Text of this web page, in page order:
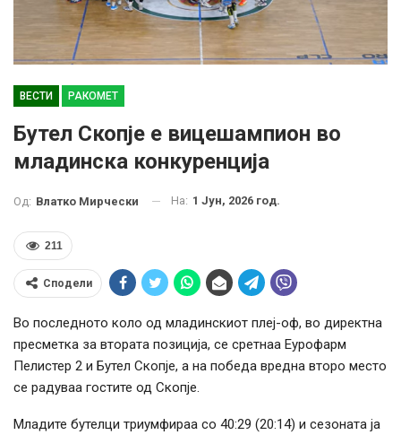
ВЕСТИ РАКОМЕТ
Бутел Скопје е вицешампион во
младинска конкуренција
Од: Влатко Мирчески На: 1 Јун, 2026 год.
211
Сподели
Во последното коло од младинскиот плеј-оф, во директна
пресметка за втората позиција, се сретнаа Еурофарм
Пелистер 2 и Бутел Скопје, а на победа вредна второ место
се радуваа гостите од Скопје.
Младите бутелци триумфираа со 40:29 (20:14) и сезоната ја